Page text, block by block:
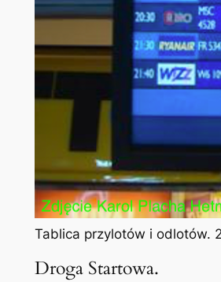
Tablica przylotów i odlotów.
Droga Startowa.